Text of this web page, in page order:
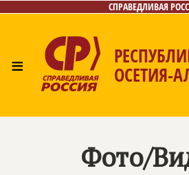
СПРАВЕДЛИВАЯ
≡ ОСЕТИЯ-
Контакты
Фото/